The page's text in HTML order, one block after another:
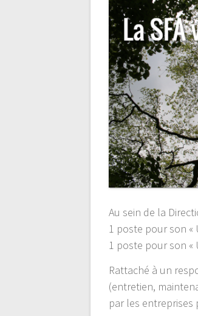
Au sein de la
1 poste pour son «
1 poste pour son «
Rattaché à un
(entretien,
par les entreprises